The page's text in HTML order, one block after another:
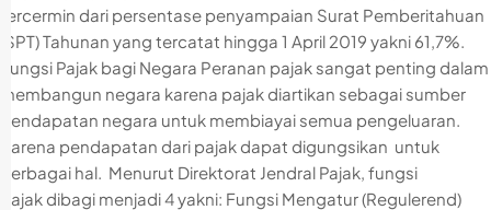
tercermin dari persentase penyampaian Surat Pemberitahuan
(SPT) Tahunan yang tercatat hingga 1 April 2019 yakni 61,7%.
Fungsi Pajak bagi Negara Peranan pajak sangat penting dalam
membangun negara karena pajak diartikan sebagai sumber
pendapatan negara untuk membiayai semua pengeluaran.
Karena pendapatan dari pajak dapat digungsikan untuk
berbagai hal. Menurut Direktorat Jendral Pajak, fungsi
pajak dibagi menjadi 4 yakni: Fungsi Mengatur (Regulerend)